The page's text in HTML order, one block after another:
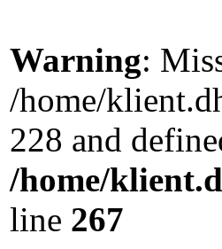
Warning:
/home/
228 and
/home/
line 267